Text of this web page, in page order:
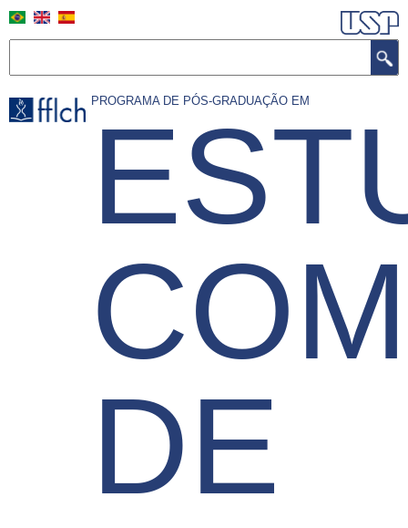
Pular
para
PROGRAMA DE PÓS-GRADUAÇÃO EM
DE